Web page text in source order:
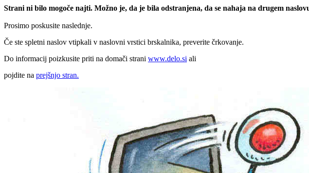
Strani ni bilo mogoče najti. Možno je, da je bila odstranjena, da se nahaja na drugem
Prosimo poskusite naslednje.
Če ste spletni naslov vtipkali v naslovni vrstici brskalnika, preverite črkovanje.
Do informacij poizkusite priti na domači strani www.delo.si ali
pojdite na prejšnjo stran.